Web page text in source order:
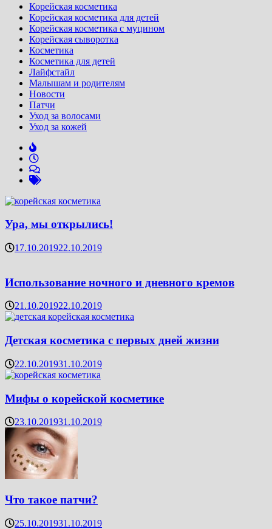
Корейская косметика
Корейская косметика для детей
Корейская косметика с муцином
Корейская сыворотка
Косметика
Косметика для детей
Лайфстайл
Малышам и родителям
Новости
Патчи
Уход за волосами
Уход за кожей
Ура, мы открылись!
17.10.201922.10.2019
Использование ночного и дневного кремов
21.10.201922.10.2019
Детская косметика с первых дней жизни
22.10.201931.10.2019
Мифы о корейской косметике
23.10.201931.10.2019
Что такое патчи?
25.10.201931.10.2019